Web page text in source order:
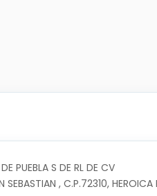
PUEBLA S DE RL DE CV
, C.P.72310, HEROICA